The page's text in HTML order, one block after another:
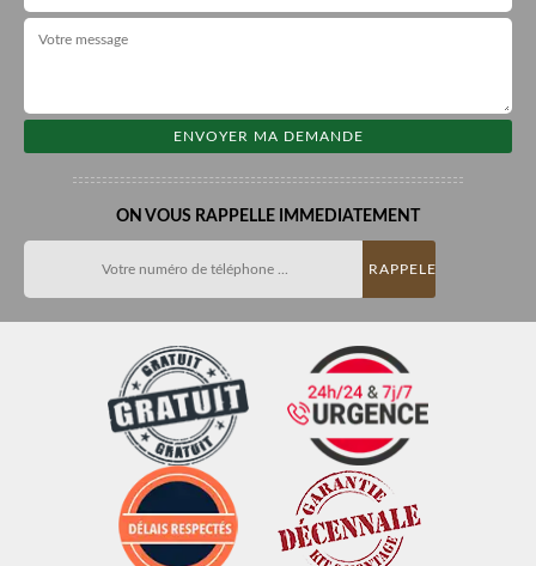
ON VOUS RAPPELLE IMMEDIATEMENT